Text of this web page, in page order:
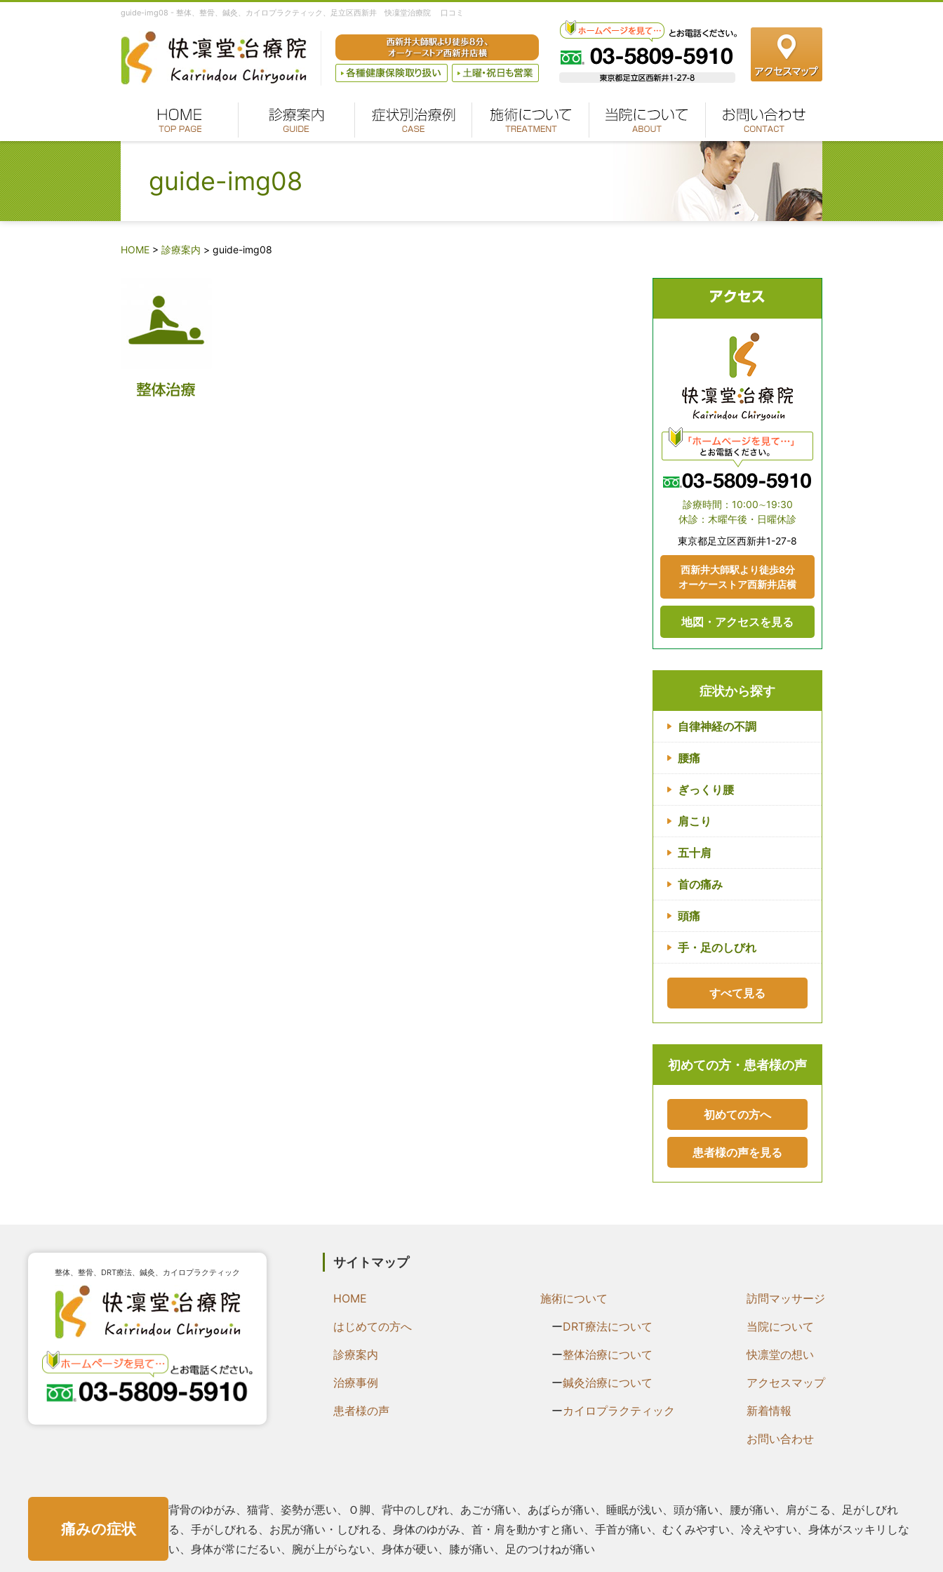
guide-img08 - 整体、整骨、鍼灸、カイロプラクティック、⾜⽴区⻄新井 快凜堂治療院 口コミ
guide-img08
HOME > 診療案内 > guide-img08
診療時間：10:00∼19:30
休診：木曜午後・日曜休診
東京都⾜⽴区⻄新井1-27-8
⻄新井大師駅より徒歩8分
オーケーストア⻄新井店横
地図・アクセスを見る
症状から探す
自律神経の不調
腰痛
ぎっくり腰
肩こり
五十肩
首の痛み
頭痛
手・足のしびれ
すべて見る
初めての方・患者様の声
初めての方へ
患者様の声を見る
整体、整骨、DRT療法、鍼灸、カイロプラクティック
サイトマップ
HOME
はじめての方へ
診療案内
治療事例
患者様の声
施術について
DRT療法について
整体治療について
鍼灸治療について
カイロプラクティック
訪問マッサージ
当院について
快凛堂の想い
アクセスマップ
新着情報
お問い合わせ
痛みの症状
背骨のゆがみ、猫背、姿勢が悪い、Ｏ脚、背中のしびれ、あごが痛い、あばらが痛い、睡眠が浅い、頭が痛い、腰が痛い、肩がこる、⾜がしびれ
る、手がしびれる、お尻が痛い・しびれる、⾝体のゆがみ、首・肩を動かすと痛い、手首が痛い、むくみやすい、冷えやすい、⾝体がスッキリしな
い、⾝体が常にだるい、腕が上がらない、⾝体が硬い、膝が痛い、⾜のつけねが痛い